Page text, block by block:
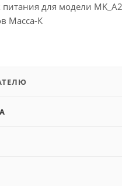
для модели
Масса-К